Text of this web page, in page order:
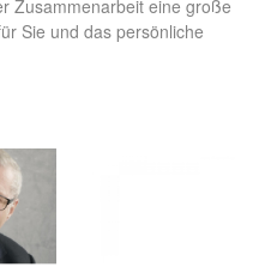
Zusammenarbeit eine große
Sie und das persönliche